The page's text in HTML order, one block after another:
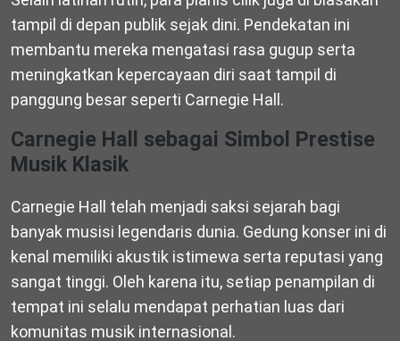
tampil di depan publik sejak dini. Pendekatan ini
membantu mereka mengatasi rasa gugup serta
meningkatkan kepercayaan diri saat tampil di
panggung besar seperti Carnegie Hall.
Carnegie Hall sebagai Simbol Prestise
Musik Klasik
Carnegie Hall telah menjadi saksi sejarah bagi
banyak musisi legendaris dunia. Gedung konser ini di
kenal memiliki akustik istimewa serta reputasi yang
sangat tinggi. Oleh karena itu, setiap penampilan di
tempat ini selalu mendapat perhatian luas dari
komunitas musik internasional.